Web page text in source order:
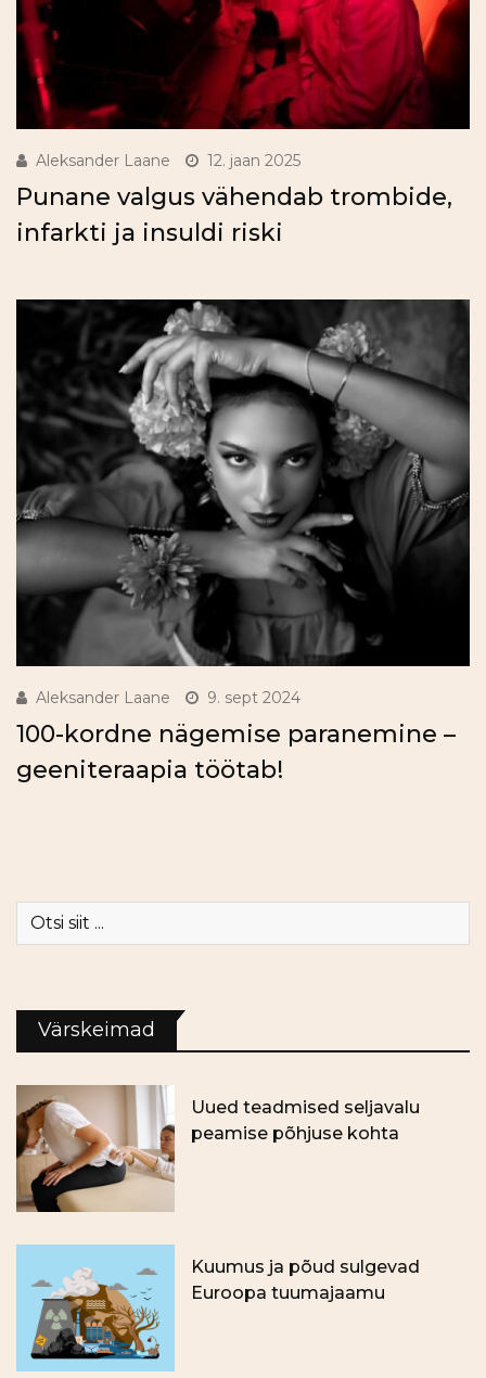
Aleksander Laane 12. jaan 2025
Punane valgus vähendab trombide,
infarkti ja insuldi riski
Aleksander Laane 9. sept 2024
100-kordne nägemise paranemine –
geeniteraapia töötab!
Värskeimad
Uued teadmised seljavalu
peamise põhjuse kohta
Kuumus ja põud sulgevad
Euroopa tuumajaamu